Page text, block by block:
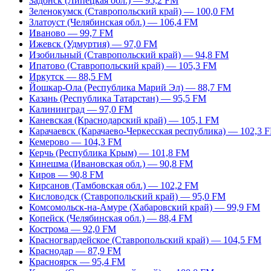
Зеленокумск (Ставропольский край) — 100,0 FM
Златоуст (Челябинская обл.) — 106,4 FM
Иваново — 99,7 FM
Ижевск (Удмуртия) — 97,0 FM
Изобильный (Ставропольский край) — 94,8 FM
Ипатово (Ставропольский край) — 105,3 FM
Иркутск — 88,5 FM
Йошкар-Ола (Республика Марий Эл) — 88,7 FM
Казань (Республика Татарстан) — 95,5 FM
Калининград — 97,0 FM
Каневская (Краснодарский край) — 105,1 FM
Карачаевск (Карачаево-Черкесская республика) — 102,3
Кемерово — 104,3 FM
Керчь (Республика Крым) — 101,8 FM
Кинешма (Ивановская обл.) — 90,8 FM
Киров — 90,8 FM
Кирсанов (Тамбовская обл.) — 102,2 FM
Кисловодск (Ставропольский край) — 95,0 FM
Комсомольск-на-Амуре (Хабаровский край) — 99,9 FM
Копейск (Челябинская обл.) — 88,4 FM
Кострома — 92,0 FM
Красногвардейское (Ставропольский край) — 104,5 FM
Краснодар — 87,9 FM
Красноярск — 95,4 FM